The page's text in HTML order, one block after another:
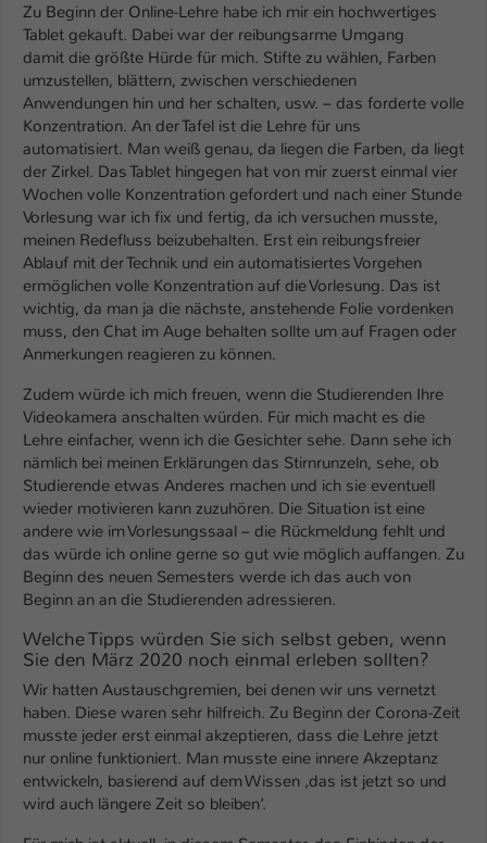
Zu Beginn der Online-Lehre habe ich mir ein hochwertiges
Tablet gekauft. Dabei war der reibungsarme Umgang
damit die größte Hürde für mich. Stifte zu wählen, Farben
umzustellen, blättern, zwischen verschiedenen
Anwendungen hin und her schalten, usw. – das forderte volle
Konzentration. An der Tafel ist die Lehre für uns
automatisiert. Man weiß genau, da liegen die Farben, da liegt
der Zirkel. Das Tablet hingegen hat von mir zuerst einmal vier
Wochen volle Konzentration gefordert und nach einer Stunde
Vorlesung war ich fix und fertig, da ich versuchen musste,
meinen Redefluss beizubehalten. Erst ein reibungsfreier
Ablauf mit der Technik und ein automatisiertes Vorgehen
ermöglichen volle Konzentration auf die Vorlesung. Das ist
wichtig, da man ja die nächste, anstehende Folie vordenken
muss, den Chat im Auge behalten sollte um auf Fragen oder
Anmerkungen reagieren zu können.
Zudem würde ich mich freuen, wenn die Studierenden Ihre
Videokamera anschalten würden. Für mich macht es die
Lehre einfacher, wenn ich die Gesichter sehe. Dann sehe ich
nämlich bei meinen Erklärungen das Stirnrunzeln, sehe, ob
Studierende etwas Anderes machen und ich sie eventuell
wieder motivieren kann zuzuhören. Die Situation ist eine
andere wie im Vorlesungssaal – die Rückmeldung fehlt und
das würde ich online gerne so gut wie möglich auffangen. Zu
Beginn des neuen Semesters werde ich das auch von
Beginn an an die Studierenden adressieren.
Welche Tipps würden Sie sich selbst geben, wenn
Sie den März 2020 noch einmal erleben sollten?
Wir hatten Austauschgremien, bei denen wir uns vernetzt
haben. Diese waren sehr hilfreich. Zu Beginn der Corona-Zeit
musste jeder erst einmal akzeptieren, dass die Lehre jetzt
nur online funktioniert. Man musste eine innere Akzeptanz
entwickeln, basierend auf dem Wissen ‚das ist jetzt so und
wird auch längere Zeit so bleiben‘.
Zweck
Einstellungen. Unter anderem eine zufällig
generierte ID, für die historische
Speicherung Ihrer vorgenommen
Einstellungen, falls der Webseiten-
Betreiber dies eingestellt hat.
Name fe_typo_user / PHPSESSID
Anbieter TYPO3
Laufzeit 1 Woche
Dieses Cookie ist ein Standard-Session-
Cookie von TYPO3. Es speichert im Fall
eines Intranet-Logins die Session-ID. So
wiedererkannt werden und es wird ihm
Zugang zu geschützten Bereichen
gewährt.
Name be_typo_user
Anbieter TYPO3
Zweck
Dieser Cookie teilt der Webseite mit, ob
ein Besucher im Typo3-Backend
angemeldet ist und Rechte besitzt diese
zu verwalten.